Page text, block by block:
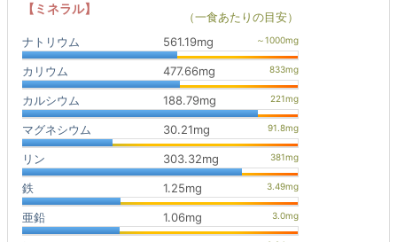
【ミネラル】
（一食あたりの目安）
ナトリウム
561.19mg
カリウム 477.66mg
カルシウム 188.79mg
マグネシウム 30.21mg
リン 303.32mg
鉄 1.25mg
亜鉛 1.06mg